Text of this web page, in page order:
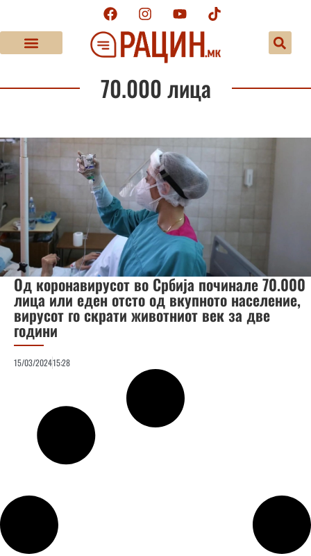
70.000 лица
Од коронавирусот во Србија починале 70.000
лица или еден отсто од вкупното население,
вирусот го скрати животниот век за две
години
15/03/202415:28